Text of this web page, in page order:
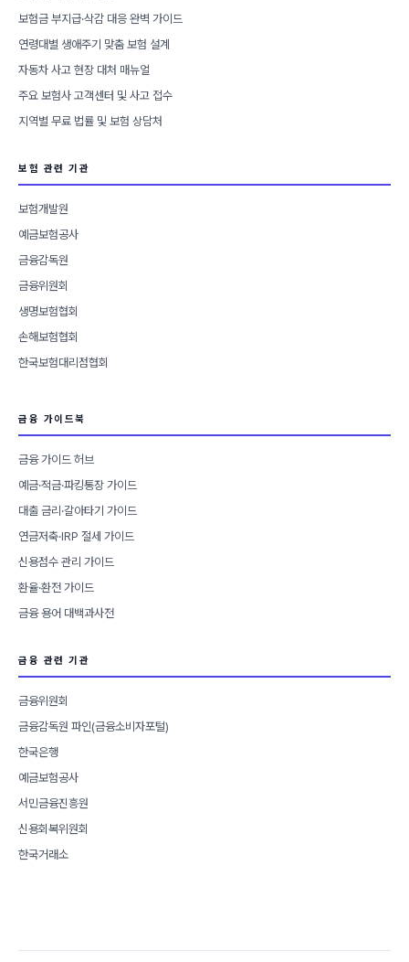
보험금 부지급·삭감 대응 완벽 가이드
연령대별 생애주기 맞춤 보험 설계
자동차 사고 현장 대처 매뉴얼
주요 보험사 고객센터 및 사고 접수
지역별 무료 법률 및 보험 상담처
보험 관련 기관
보험개발원
예금보험공사
금융감독원
금융위원회
생명보험협회
손해보험협회
한국보험대리점협회
금융 가이드북
금융 가이드 허브
예금·적금·파킹통장 가이드
대출 금리·갈아타기 가이드
연금저축·IRP 절세 가이드
신용점수 관리 가이드
환율·환전 가이드
금융 용어 대백과사전
금융 관련 기관
금융위원회
금융감독원 파인(금융소비자포털)
한국은행
예금보험공사
서민금융진흥원
신용회복위원회
한국거래소